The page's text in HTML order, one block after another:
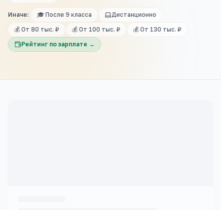
Иначе: 🎓 После 9 класса
Дистанционно
💰 От 80 тыс. ₽
💰 От 100 тыс. ₽
💰 От 130 тыс. ₽
Рейтинг по зарплате →